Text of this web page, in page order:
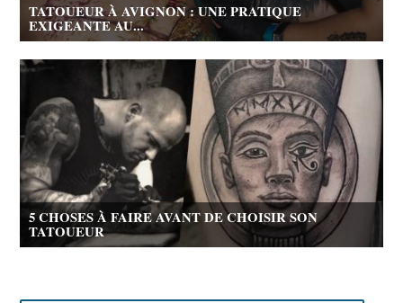
TATOUEUR À AVIGNON : UNE PRATIQUE
EXIGEANTE AU...
5 CHOSES À FAIRE AVANT DE CHOISIR SON
TATOUEUR